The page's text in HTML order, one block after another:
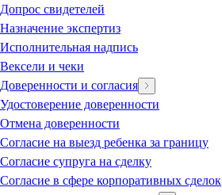
Допрос свидетелей
Назначение экспертиз
Исполнительная надпись
Вексели и чеки
Доверенности и согласия
Удостоверение доверенности
Отмена доверенности
Согласие на выезд ребенка за границу
Согласие супруга на сделку
Согласие в сфере корпоративных сделок